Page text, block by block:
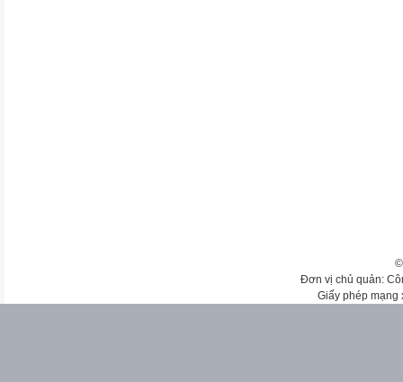
Đơn vị chủ quản:
Giấy phép mạng